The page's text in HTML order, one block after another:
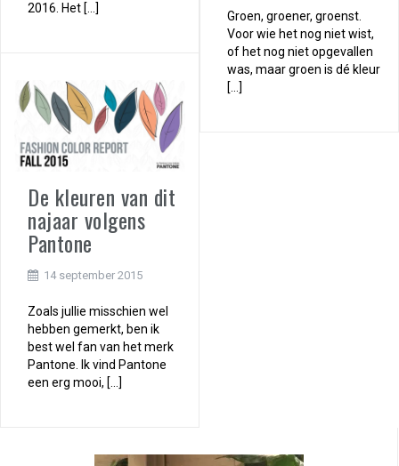
2016. Het […]
Groen, groener, groenst.
Voor wie het nog niet wist,
of het nog niet opgevallen
was, maar groen is dé kleur
[…]
De kleuren van dit
najaar volgens
Pantone
14 september 2015
Zoals jullie misschien wel
hebben gemerkt, ben ik
best wel fan van het merk
Pantone. Ik vind Pantone
een erg mooi, […]